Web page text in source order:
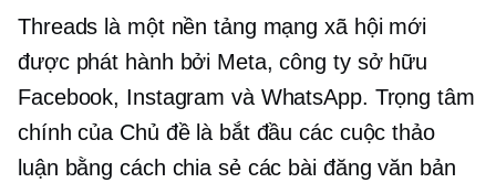
Threads là một nền tảng mạng xã hội mới
được phát hành bởi Meta, công ty sở hữu
Facebook, Instagram và WhatsApp. Trọng tâm
chính của Chủ đề là bắt đầu các cuộc thảo
luận bằng cách chia sẻ các bài đăng văn bản